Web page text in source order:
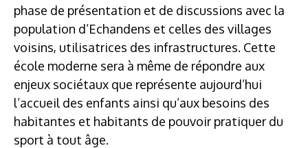
phase de présentation et de discussions avec la
population d’Echandens et celles des villages
voisins, utilisatrices des infrastructures. Cette
école moderne sera à même de répondre aux
enjeux sociétaux que représente aujourd’hui
l’accueil des enfants ainsi qu’aux besoins des
habitantes et habitants de pouvoir pratiquer du
sport à tout âge.